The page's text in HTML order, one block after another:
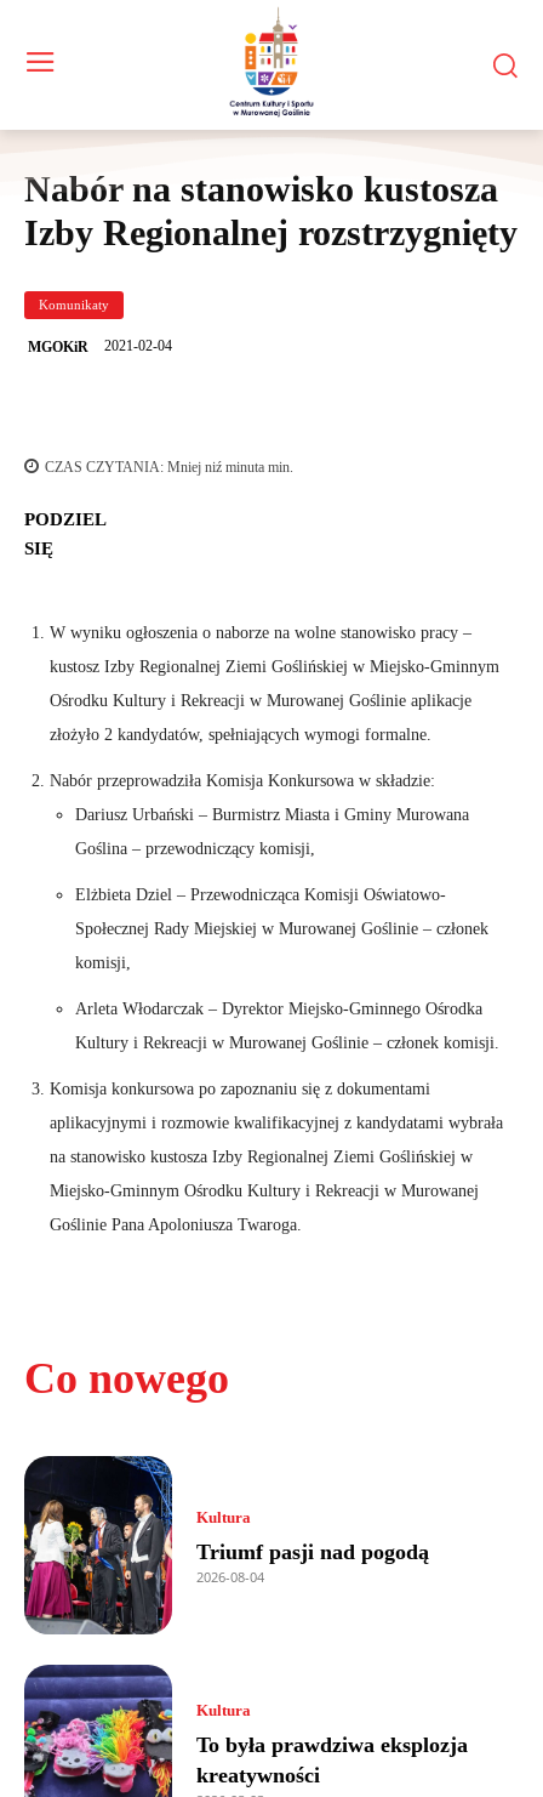
Nabór na stanowisko kustosza
Izby Regionalnej rozstrzygnięty
Komunikaty
MGOKiR 2021-02-04
Co nowego
Kultura
Triumf pasji nad pogodą
2026-08-04
Kultura
To była prawdziwa eksplozja
kreatywności
CZAS CZYTANIA: Mniej niź minuta min.
PODZIEL
SIĘ
W wyniku ogłoszenia o naborze na wolne stanowisko pracy –
kustosz Izby Regionalnej Ziemi Goślińskiej w Miejsko-Gminnym
Ośrodku Kultury i Rekreacji w Murowanej Goślinie aplikacje
złożyło 2 kandydatów, spełniających wymogi formalne.
Nabór przeprowadziła Komisja Konkursowa w składzie:
Dariusz Urbański – Burmistrz Miasta i Gminy Murowana
Goślina – przewodniczący komisji,
Elżbieta Dziel – Przewodnicząca Komisji Oświatowo-
Społecznej Rady Miejskiej w Murowanej Goślinie – członek
komisji,
Arleta Włodarczak – Dyrektor Miejsko-Gminnego Ośrodka
Kultury i Rekreacji w Murowanej Goślinie – członek komisji.
Komisja konkursowa po zapoznaniu się z dokumentami
aplikacyjnymi i rozmowie kwalifikacyjnej z kandydatami wybrała
na stanowisko kustosza Izby Regionalnej Ziemi Goślińskiej w
Miejsko-Gminnym Ośrodku Kultury i Rekreacji w Murowanej
Goślinie Pana Apoloniusza Twaroga.